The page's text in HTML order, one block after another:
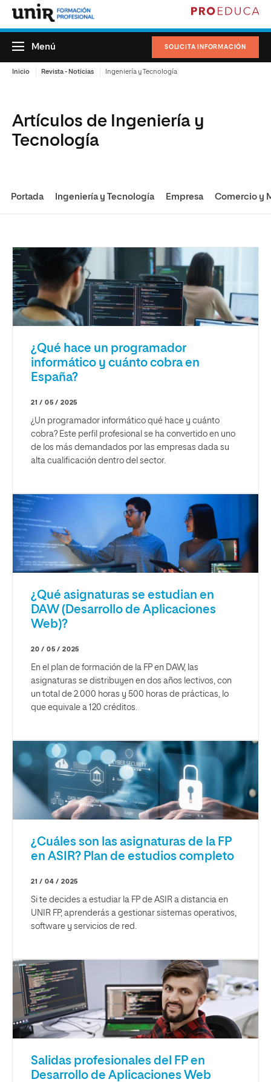
SOLICITA INFORMACIÓN
Menú
Inicio Revista - Noticias Ingeniería y Tecnología
Artículos de Ingeniería y
Tecnología
Portada Ingeniería y Tecnología Empresa Comercio y
¿Qué hace un programador
informático y cuánto cobra en
España?
21 / 05 / 2025
¿Un programador informático qué hace y cuánto
cobra? Este perfil profesional se ha convertido en uno
de los más demandados por las empresas dada su
alta cualificación dentro del sector.
¿Qué asignaturas se estudian en
DAW (Desarrollo de Aplicaciones
Web)?
20 / 05 / 2025
En el plan de formación de la FP en DAW, las
asignaturas se distribuyen en dos años lectivos, con
un total de 2.000 horas y 500 horas de prácticas, lo
que equivale a 120 créditos.
¿Cuáles son las asignaturas de la FP
en ASIR? Plan de estudios completo
21 / 04 / 2025
Si te decides a estudiar la FP de ASIR a distancia en
UNIR FP, aprenderás a gestionar sistemas operativos,
software y servicios de red.
Salidas profesionales del FP en
Desarrollo de Aplicaciones Web